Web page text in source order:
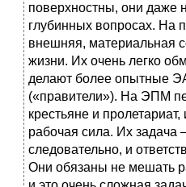
поверхностны, они даже
глубинных вопросах. На
внешняя, материальная
жизни. Их очень легко
делают более опытные
(«правители»). На ЭПМ
крестьяне и
рабочая сила. Их задача
следовательно, и
Они обязаны не мешать